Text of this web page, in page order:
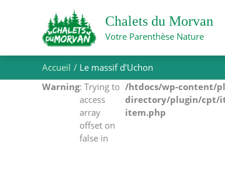
Chalets du Morvan
Votre Parenthèse Nature
Accueil
Le massif d’Uchon
Warning: Trying to
access
array
offset on
false in
/htdocs/wp-content/
directory/plugin/cpt/
item.php